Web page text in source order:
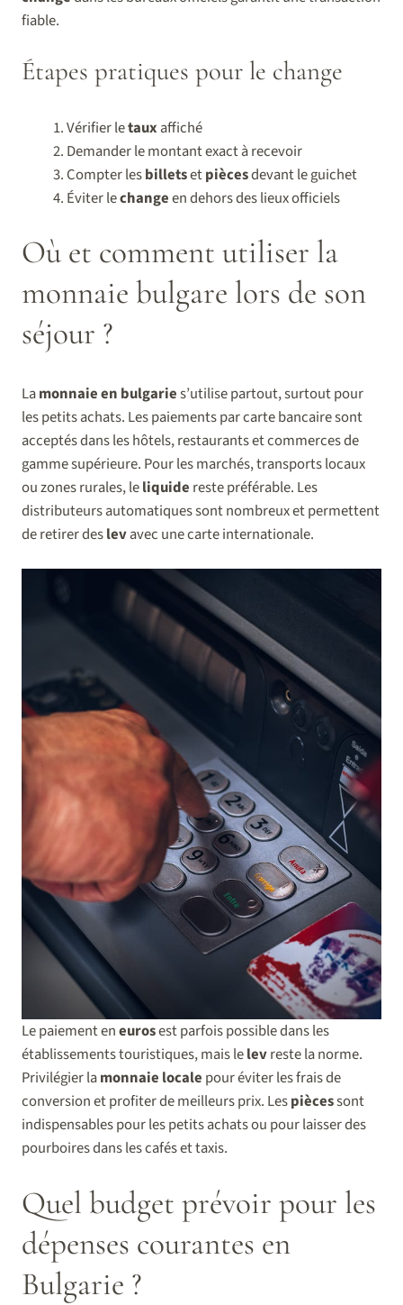
fiable.
Étapes pratiques pour le change
Vérifier letaux affiché
Demander le montant exact à recevoir
Compter lesbilletsetpiècesdevant le guichet
Éviter lechangeen dehors des lieux officiels
Où et comment utiliser la
monnaie bulgare lors de son
séjour ?
Lamonnaie en bulgaries’utilise partout, surtout pour
les petits achats. Les paiements par carte bancaire sont
acceptés dans les hôtels, restaurants et commerces de
gamme supérieure. Pour les marchés, transports locaux
ou zones rurales, leliquide reste préférable. Les
distributeurs automatiques sont nombreux et permettent
de retirer deslevavec une carte internationale.
Le paiement eneurosest parfois possible dans les
établissements touristiques, mais lelevreste la norme.
Privilégier lamonnaie locale pour éviter les frais de
conversion et profiter de meilleurs prix. Lespiècessont
indispensables pour les petits achats ou pour laisser des
pourboires dans les cafés et taxis.
Quel budget prévoir pour les
dépenses courantes en
Bulgarie ?